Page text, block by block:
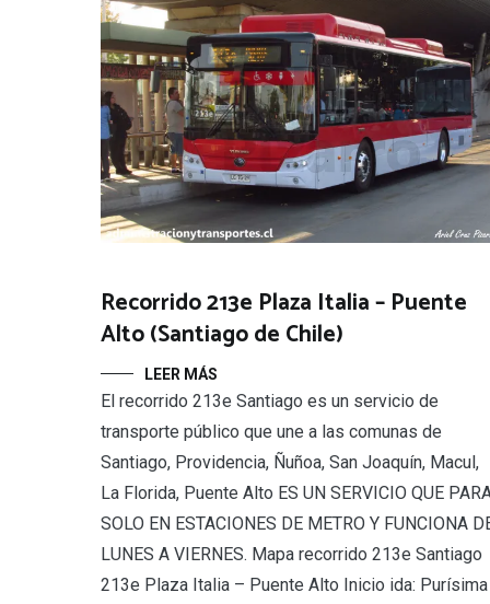
Recorrido 213e Plaza Italia – Puente
Alto (Santiago de Chile)
LEER MÁS
El recorrido 213e Santiago es un servicio de
transporte público que une a las comunas de
Santiago, Providencia, Ñuñoa, San Joaquín, Macul,
La Florida, Puente Alto ES UN SERVICIO QUE
SOLO EN ESTACIONES DE METRO Y FUNCIONA
LUNES A VIERNES. Mapa recorrido 213e Santiago
213e Plaza Italia – Puente Alto Inicio ida: Purísima